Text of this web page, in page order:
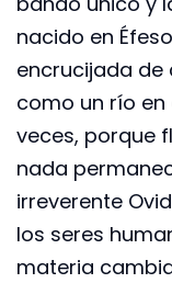
nacido en
encrucijada de
como un río
veces, porque
nada
irreverente
los seres
materia